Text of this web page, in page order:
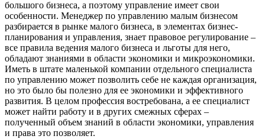
большого бизнеса, а поэтому управление имеет свои
особенности. Менеджер по управлению малым бизнесом
разбирается в рынке малого бизнеса, в элементах бизнес-
планирования и управления, знает правовое регулирование –
все правила ведения малого бизнеса и льготы для него,
обладают знаниями в области экономики и микроэкономики.
Иметь в штате маленькой компании отдельного специалиста
по управлению может позволить себе не каждая организация,
но это было бы полезно для ее экономики и эффективного
развития. В целом профессия востребована, а ее специалист
может найти работу и в других смежных сферах –
полученный объем знаний в области экономики, управления
и права это позволяет.